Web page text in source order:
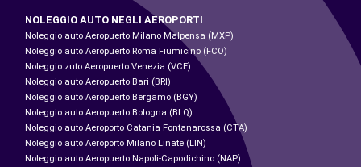
NOLEGGIO AUTO NEGLI AEROPORTI
Noleggio auto Aeropuerto Milano Malpensa (MXP)
Noleggio auto Aeropuerto Roma Fiumicino (FCO)
Noleggio zuto Aeropuerto Venezia (VCE)
Noleggio auto Aeropuerto Bari (BRI)
Noleggio auto Aeropuerto Bergamo (BGY)
Noleggio auto Aeropuerto Bologna (BLQ)
Noleggio auto Aeroporto Catania Fontanarossa (CTA)
Noleggio auto Aeroporto Milano Linate (LIN)
Noleggio auto Aeropuerto Napoli-Capodichino (NAP)